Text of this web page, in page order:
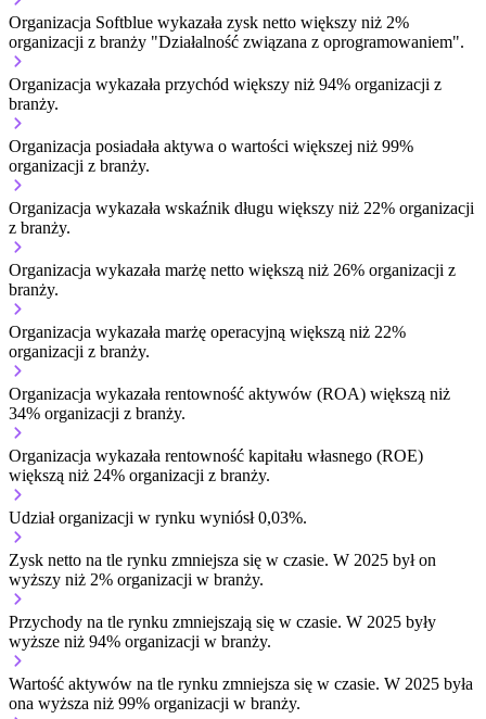
Organizacja Softblue wykazała zysk netto większy niż 2%
organizacji z branży "Działalność związana z oprogramowaniem".
Organizacja wykazała przychód większy niż 94% organizacji z
branży.
Organizacja posiadała aktywa o wartości większej niż 99%
organizacji z branży.
Organizacja wykazała wskaźnik długu większy niż 22% organizacji
z branży.
Organizacja wykazała marżę netto większą niż 26% organizacji z
branży.
Organizacja wykazała marżę operacyjną większą niż 22%
organizacji z branży.
Organizacja wykazała rentowność aktywów (ROA) większą niż
34% organizacji z branży.
Organizacja wykazała rentowność kapitału własnego (ROE)
większą niż 24% organizacji z branży.
Udział organizacji w rynku wyniósł 0,03%.
Zysk netto na tle rynku zmniejsza się w czasie. W 2025 był on
wyższy niż 2% organizacji w branży.
Przychody na tle rynku zmniejszają się w czasie. W 2025 były
wyższe niż 94% organizacji w branży.
Wartość aktywów na tle rynku zmniejsza się w czasie. W 2025 była
ona wyższa niż 99% organizacji w branży.